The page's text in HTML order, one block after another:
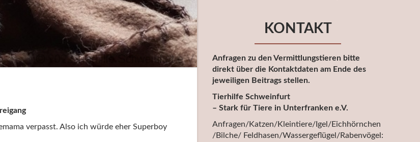
verpasst. Also ich würde eher Superboy
KONTAKT
Anfragen zu den Vermittlungstieren bitte
direkt über die Kontaktdaten am Ende des
jeweiligen Beitrags stellen.
Tierhilfe Schweinfurt
– Stark für Tiere in Unterfranken e.V.
Anfragen/Katzen/Kleintiere/Igel/Eichhörnchen
/Bilche/ Feldhasen/Wassergeflügel/Rabenvögel: